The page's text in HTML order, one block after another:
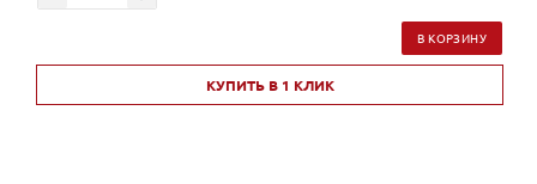
В КОРЗИНУ
КУПИТЬ В 1 КЛИК